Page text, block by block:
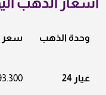
وحدة الذهب سعر
عيار 24